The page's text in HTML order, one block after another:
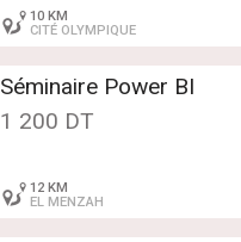
10 KM
CITÉ OLYMPIQUE
Séminaire Power BI
1 200 DT
12 KM
EL MENZAH